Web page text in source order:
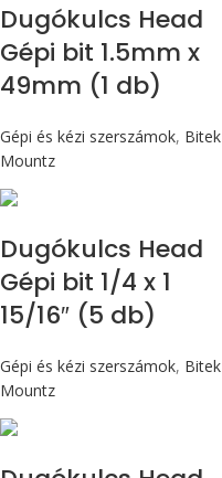
Dugókulcs Head
Gépi bit 1.5mm x
49mm (1 db)
Gépi és kézi szerszámok, Bitek
Mountz
Dugókulcs Head
Gépi bit 1/4 x 1
15/16″ (5 db)
Gépi és kézi szerszámok, Bitek
Mountz